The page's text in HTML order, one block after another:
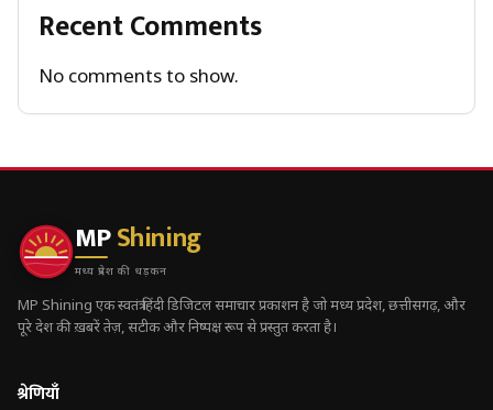
Recent Comments
No comments to show.
MPShining
मध्य प्रदेश की धड़कन
MP Shining एक स्वतंत्र हिंदी डिजिटल समाचार प्रकाशन है जो मध्य प्रदेश, छत्तीसगढ़, और
पूरे देश की ख़बरें तेज़, सटीक और निष्पक्ष रूप से प्रस्तुत करता है।
श्रेणियाँ